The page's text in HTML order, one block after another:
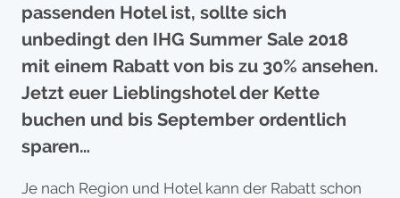
passenden Hotel ist, sollte sich
unbedingt den IHG Summer Sale 2018
mit einem Rabatt von bis zu 30% ansehen.
Jetzt euer Lieblingshotel der Kette
buchen und bis September ordentlich
sparen…
Je nach Region und Hotel kann der Rabatt schon